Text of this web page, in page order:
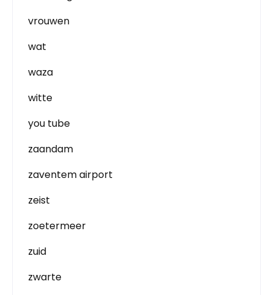
vrouwen
wat
waza
witte
you tube
zaandam
zaventem airport
zeist
zoetermeer
zuid
zwarte